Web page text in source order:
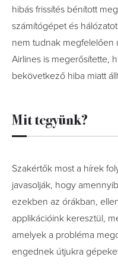
hibás frissítés bénított
számítógépet és
nem tudnak megfelelően
Airlines is megerősítette,
bekövetkező hiba miatt
Mit tegyünk?
Szakértők most a hírek
javasolják, hogy
ezekben az órákban,
applikációink keresztül,
amelyek a probléma
engednek útjukra